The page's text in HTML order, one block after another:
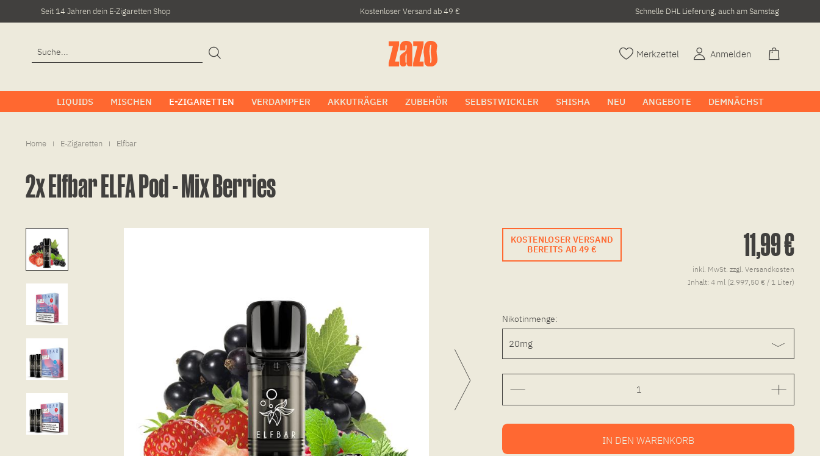
Seit 14 Jahren dein E-Zigaretten Shop Kostenloser Versand ab 49 € Schnelle DHL Lieferung, auch am Samstag
Merkzettel Anmelden
LIQUIDS MISCHEN E-ZIGARETTEN VERDAMPFER AKKUTRÄGER ZUBEHÖR SELBSTWICKLER SHISHA NEU ANGEBOTE DEMNÄCHST
Home | E-Zigaretten | Elfbar
2x Elfbar ELFA Pod - Mix Berries
KOSTENLOSER VERSAND
BEREITS AB 49 €
11,99 €
inkl. MwSt. zzgl. Versandkosten
Inhalt: 4 ml (2.997,50 € / 1 Liter)
Nikotinmenge:
IN DEN WARENKORB